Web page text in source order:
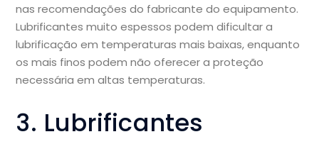
nas recomendações do fabricante do equipamento.
Lubrificantes muito espessos podem dificultar a
lubrificação em temperaturas mais baixas, enquanto
os mais finos podem não oferecer a proteção
necessária em altas temperaturas.
3. Lubrificantes